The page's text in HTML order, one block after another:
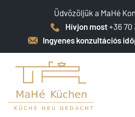
Üdvözöljük a MaHé
Hívjon most+36 70
Ingyenes konzultációs